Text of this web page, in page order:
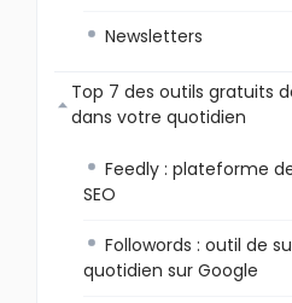
Newsletters
Top 7 des outils gratuits
dans votre quotidien
Feedly : plateforme
SEO
Followords : outil de
quotidien sur Google